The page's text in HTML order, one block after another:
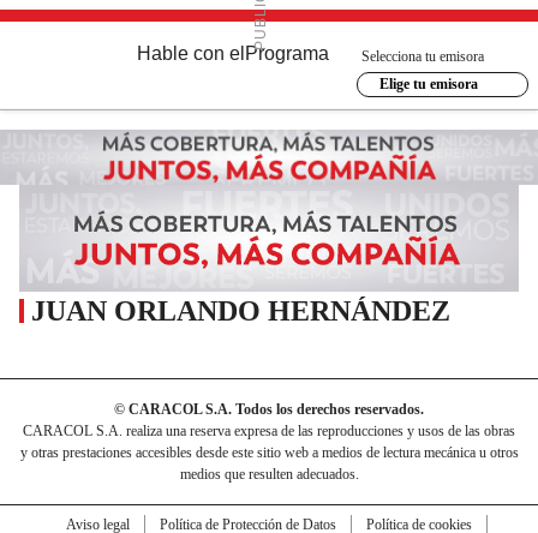
Hable con el Programa
Selecciona tu emisora
Elige tu emisora
JUAN ORLANDO HERNÁNDEZ
© CARACOL S.A. Todos los derechos reservados.
CARACOL S.A. realiza una reserva expresa de las reproducciones y usos de las obras
y otras prestaciones accesibles desde este sitio web a medios de lectura mecánica u otros
medios que resulten adecuados.
Aviso legal Política de Protección de Datos
Política de cookies